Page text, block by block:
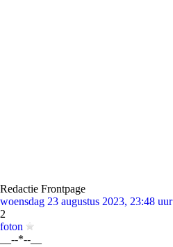
Redactie Frontpage
woensdag 23 augustus 2023, 23:48 uur
2
foton
__--*--__